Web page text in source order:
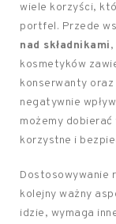
wiele korzyści,
portfel. Przede
nad składnikami
kosmetyków
konserwanty
negatywnie
możemy
korzystne i
Dostosowywanie
kolejny ważny
idzie, wymaga